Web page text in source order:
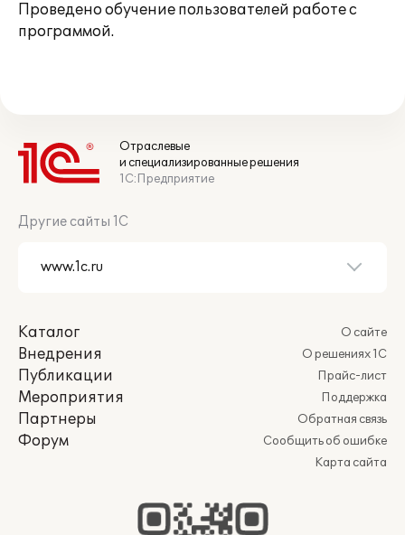
Проведено обучение пользователей работе с
программой.
Отраслевые
и специализированные решения
1С:Предприятие
Другие сайты 1С
Каталог
Внедрения
Публикации
Мероприятия
Партнеры
Форум
О сайте
О решениях 1С
Прайс-лист
Поддержка
Обратная связь
Сообщить об ошибке
Карта сайта